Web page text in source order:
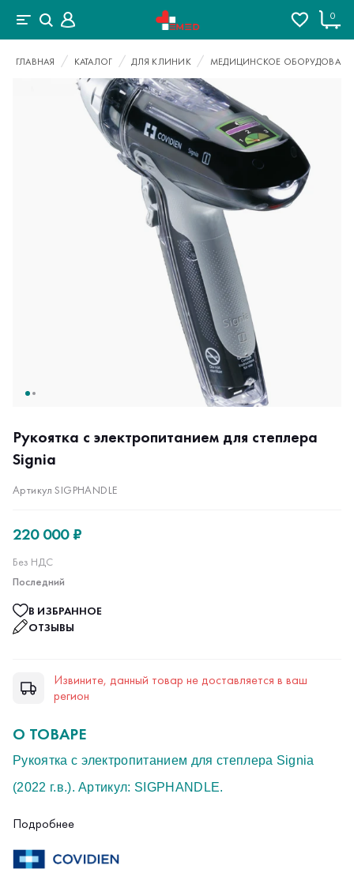
0
ГЛАВНАЯ КАТАЛОГ ДЛЯ КЛИНИК МЕДИЦИНСКОЕ
Рукоятка с электропитанием для степлера
Signia
Артикул SIGPHANDLE
220 000 ₽
Без НДС
Последний
В ИЗБРАННОЕ
ОТЗЫВЫ
Извините, данный товар не доставляется в ваш
регион
О ТОВАРЕ
Рукоятка с электропитанием для степлера Signia
(2022 г.в.). Артикул: SIGPHANDLE.
2019/8385.
Новая.
Подробнее